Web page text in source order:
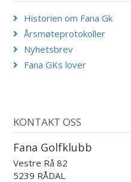
Historien om Fana Gk
Årsmøteprotokoller
Nyhetsbrev
Fana GKs lover
KONTAKT OSS
Fana Golfklubb
Vestre Rå 82
5239 RÅDAL